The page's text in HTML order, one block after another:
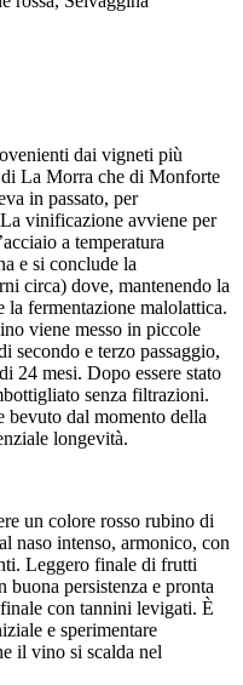
dai vigneti più
La Morra che di Monforte
in passato, per
La vinificazione avviene per
a temperatura
e si conclude la
circa) dove, mantenendo la
la fermentazione malolattica.
viene messo in piccole
secondo e terzo passaggio,
24 mesi. Dopo essere stato
senza filtrazioni.
bevuto dal momento della
longevità.
un colore rosso rubino di
naso intenso, armonico, con
Leggero finale di frutti
persistenza e pronta
con tannini levigati. È
e sperimentare
il vino si scalda nel